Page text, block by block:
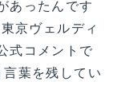
あったんです
京ヴェルディ
式コメントで
葉を残してい